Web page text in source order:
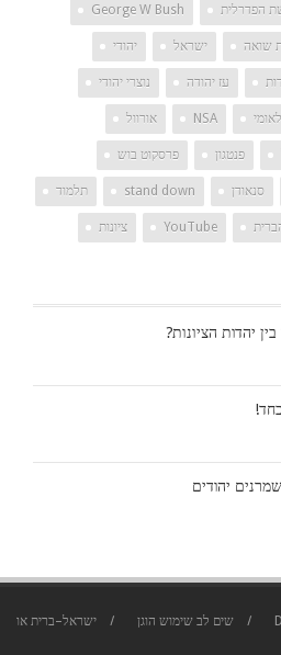
הפדרלית George W Bush
שואה ישראל יהודי
עז יהודה נוצרי יהודי
NSA אורוול
פנטגון פרסקוט בוש
סנאודן stand down תלמוד
YouTube ציונות
יהדות הציונות?
יהודים
שים לב שימוש הוגן
ישראל–ברית או